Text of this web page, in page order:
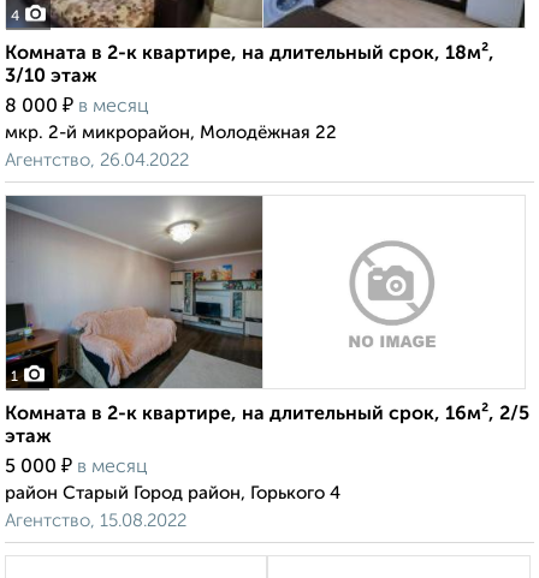
4
Комната в 2-к квартире, на длительный срок, 18м²,
3/10 этаж
8 000 ₽ в месяц
мкр. 2-й микрорайон, Молодёжная 22
Агентство, 26.04.2022
1
Комната в 2-к квартире, на длительный срок, 16м², 2/5
этаж
5 000 ₽ в месяц
район Старый Город район, Горького 4
Агентство, 15.08.2022